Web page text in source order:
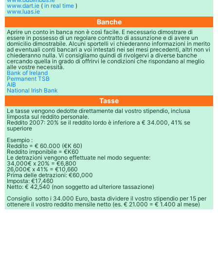
www.dart.ie ( in real time )
www.luas.ie
Banche
Aprire un conto in banca non è così facile. E necessario dimostrare di
essere in possesso di un regolare contratto di assunzione e di avere un
domicilio dimostrabile. Alcuni sportelli vi chiederanno informazioni in merito
ad eventuali conti bancari a voi intestati nei sei mesi precedenti, altri non vi
chiederanno nulla. Vi consigliamo quindi di rivolgervi a diverse banche
cercando quella in grado di offrirvi le condizioni che rispondano al meglio
alle vostre necessità.
Bank of Ireland
Permanent TSB
AIB
National Irish Bank
Tasse
Le tasse vengono dedotte direttamente dal vostro stipendio, inclusa
limposta sul reddito personale.
Reddito 2007: 20% se il reddito lordo è inferiore a € 34.000, 41% se
superiore
Esempio :
Reddito = € 60.000 (€K 60)
Reddito imponibile = €K60
Le detrazioni vengono effettuate nel modo seguente:
34,000€ x 20% = €6,800
26,000€ x 41% = €10,660
Prima delle detrazioni: €60,000
Imposta: €17,460
Netto: € 42,540 (non soggetto ad ulteriore tassazione)
Consiglio  sotto i 34.000 Euro, basta dividere il vostro stipendio per 15 per
ottenere il vostro reddito mensile netto (es. € 21.000 = € 1.400 al mese)